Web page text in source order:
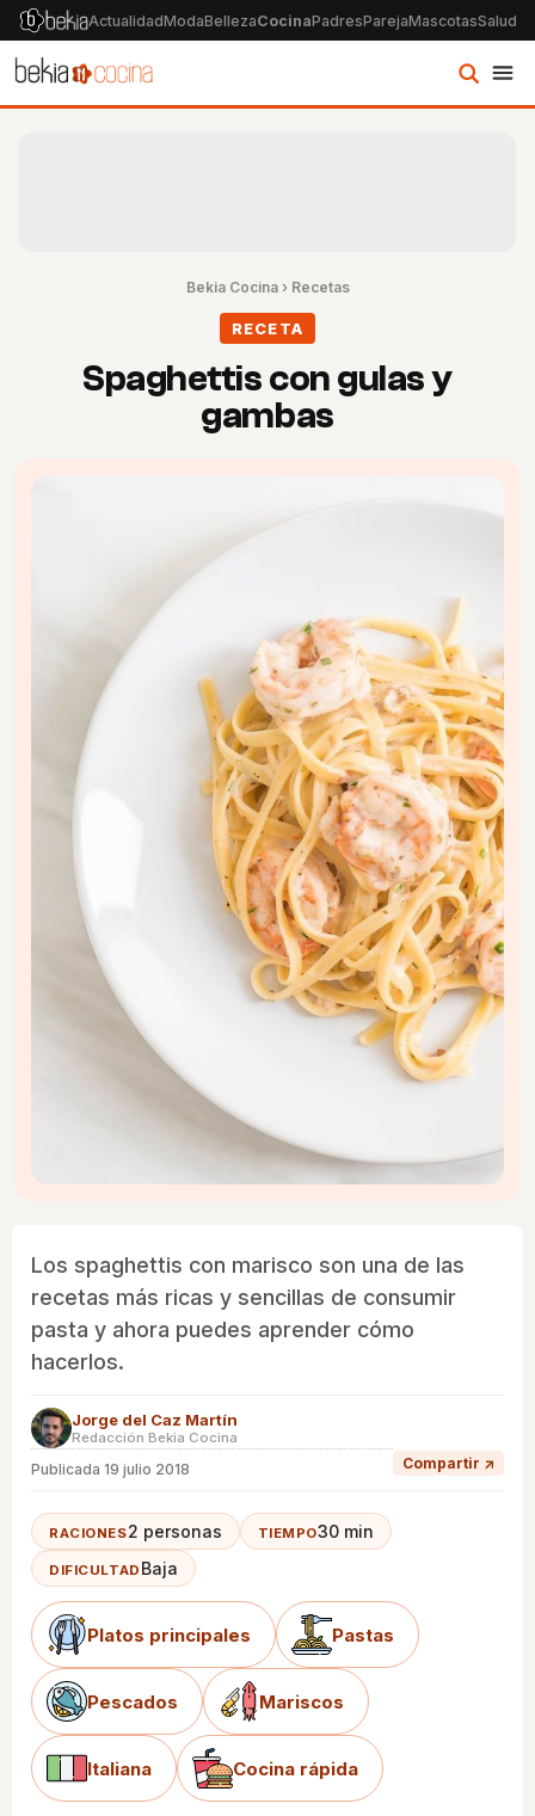
ActualidadModaBellezaCocinaPadresParejaMascotasSalud
Bekia Cocina› Recetas
RECETA
Spaghettis con gulas y
gambas
Los spaghettis con marisco son una de las
recetas más ricas y sencillas de consumir
pasta y ahora puedes aprender cómo
hacerlos.
Jorge del Caz Martín
Redacción Bekia Cocina
Publicada 19 julio 2018 Compartir ↗
RACIONES2 personas TIEMPO30 min
DIFICULTAD Baja
Platos principales Pastas
Pescados Mariscos
Italiana Cocina rápida